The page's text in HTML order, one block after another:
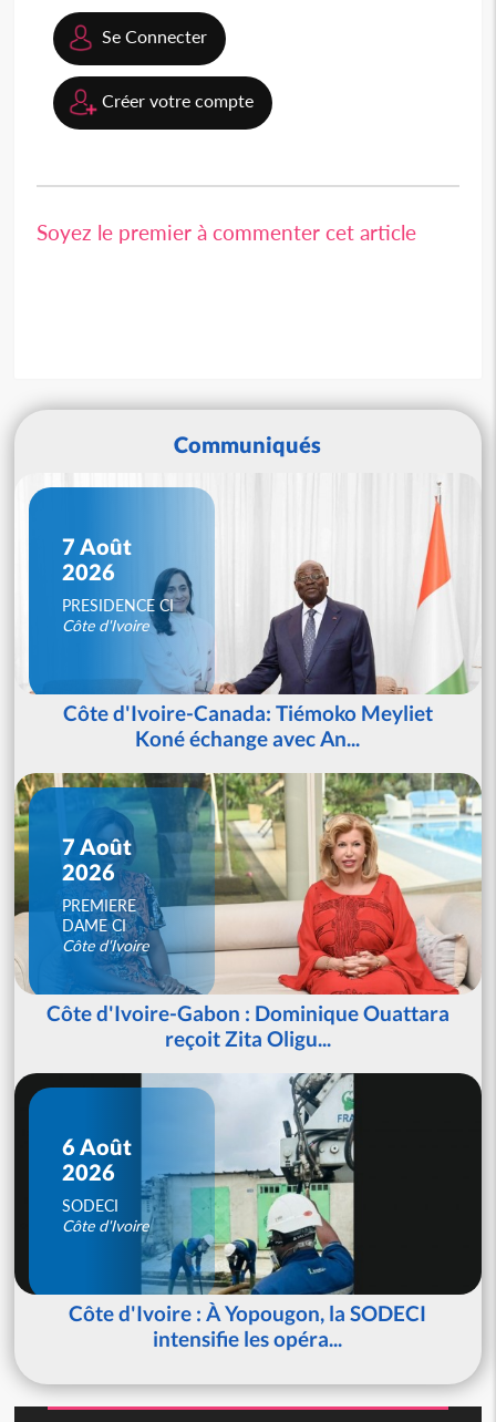
Se Connecter
Créer votre compte
Soyez le premier à commenter cet article
Communiqués
7 Août
2026
PRESIDENCE CI
Côte d'Ivoire
Côte d'Ivoire-Canada: Tiémoko Meyliet
Koné échange avec An...
7 Août
2026
PREMIERE
DAME CI
Côte d'Ivoire
Côte d'Ivoire-Gabon : Dominique Ouattara
reçoit Zita Oligu...
6 Août
2026
SODECI
Côte d'Ivoire
Côte d'Ivoire : À Yopougon, la SODECI
intensifie les opéra...